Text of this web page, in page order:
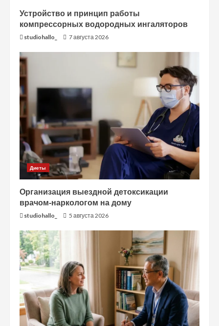
Устройство и принцип работы
компрессорных водородных ингаляторов
studiohallo_ 7 августа 2026
Диеты
Организация выездной детоксикации
врачом-наркологом на дому
studiohallo_ 5 августа 2026